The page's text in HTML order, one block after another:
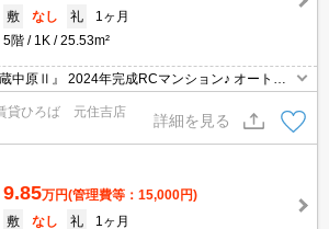
敷
なし 礼
1ヶ月
5階
1K 25.53m²
中原Ⅱ』 2024年完成RCマンション♪ オートロ
完備♪
貸ひろば 元住吉店
詳細を見る
9.85万円(管理費等：15,000円)
敷
なし 礼
1ヶ月